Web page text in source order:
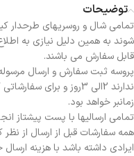
توضیحات
تمامی شال و روسریهای طرحدار
شوند به همین دلیل نیازی به
قابل سفارش می باشند.
پروسه ثبت سفارش و ارسال
ندارند 2الی 3روز و
زمانبر خواهد بود.
تمامی ارسالیها با پست پیشتاز
همه سفارشات قبل از ارسال از نظر
ایرادی داشته باشد با هزینه